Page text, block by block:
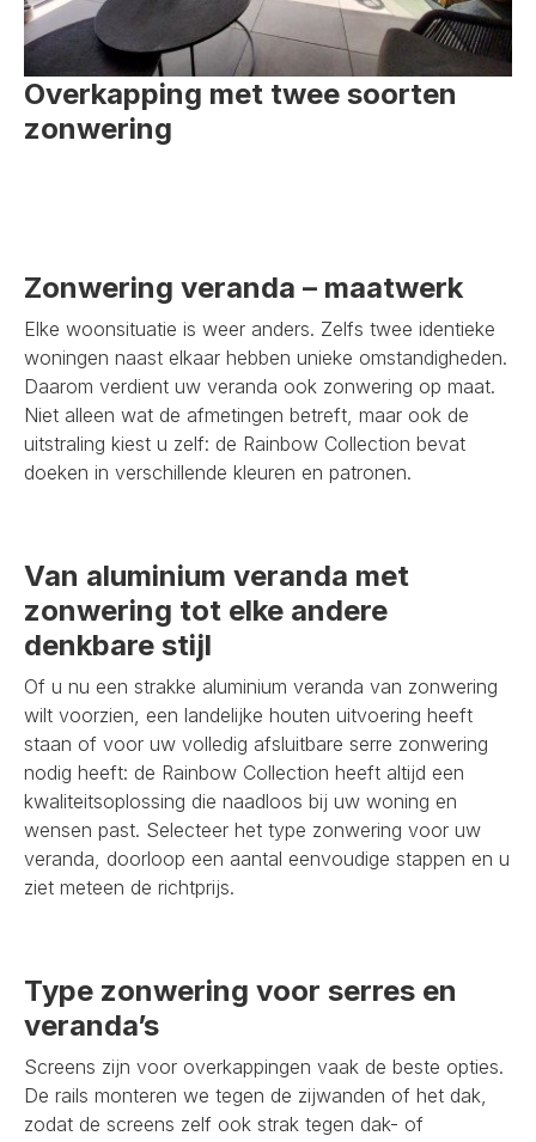
Overkapping met twee soorten
zonwering
Zonwering veranda – maatwerk
Elke woonsituatie is weer anders. Zelfs twee identieke
woningen naast elkaar hebben unieke omstandigheden.
Daarom verdient uw veranda ook zonwering op maat.
Niet alleen wat de afmetingen betreft, maar ook de
uitstraling kiest u zelf: de Rainbow Collection bevat
doeken in verschillende kleuren en patronen.
Van aluminium veranda met
zonwering tot elke andere
denkbare stijl
Of u nu een strakke aluminium veranda van zonwering
wilt voorzien, een landelijke houten uitvoering heeft
staan of voor uw volledig afsluitbare serre zonwering
nodig heeft: de Rainbow Collection heeft altijd een
kwaliteitsoplossing die naadloos bij uw woning en
wensen past. Selecteer het type zonwering voor uw
veranda, doorloop een aantal eenvoudige stappen en u
ziet meteen de richtprijs.
Type zonwering voor serres en
veranda’s
Screens zijn voor overkappingen vaak de beste opties.
De rails monteren we tegen de zijwanden of het dak,
zodat de screens zelf ook strak tegen dak- of